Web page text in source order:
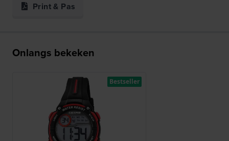
Print & Pas
Onlangs bekeken
Bestseller